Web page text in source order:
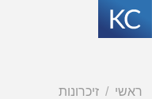
ראשי זיכרונות